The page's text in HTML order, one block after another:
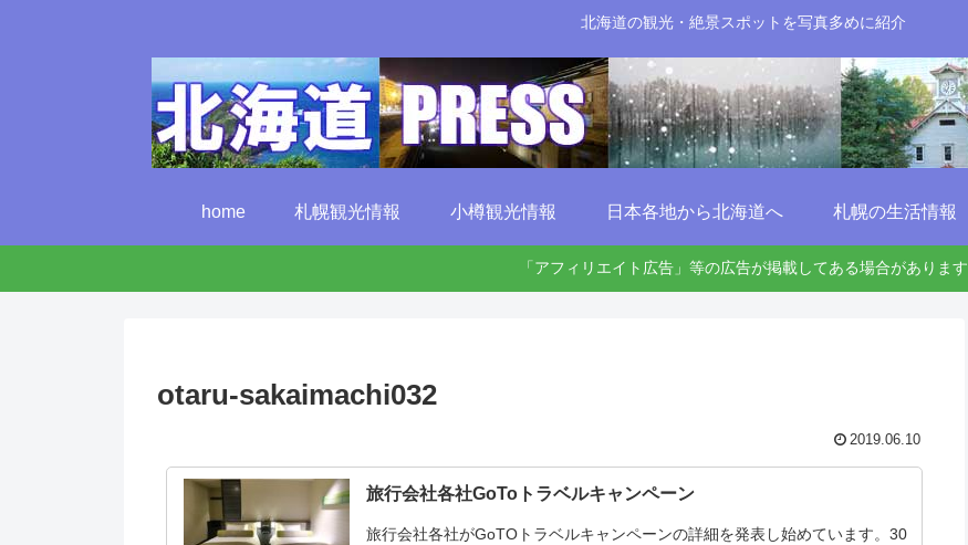
北海道の観光・絶景スポットを写真多めに紹介
home 札幌観光情報 小樽観光情報 日本各地から北海道へ 札幌の生活情報
「アフィリエイト広告」等の広告が掲載してある場合があります
otaru-sakaimachi032
2019.06.10
旅行会社各社GoToトラベルキャンペーン
旅行会社各社がGoTOトラベルキャンペーンの詳細を発表し始めています。30